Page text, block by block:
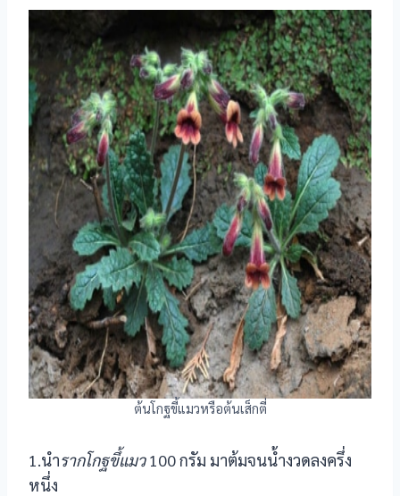
ต้นโกฐขี้แมวหรือต้นเส็กตี่
1.นำรากโกฐขึ้แมว100 กรัม มาต้มจนน้ำงวดลงครึ่ง
หนึ่ง